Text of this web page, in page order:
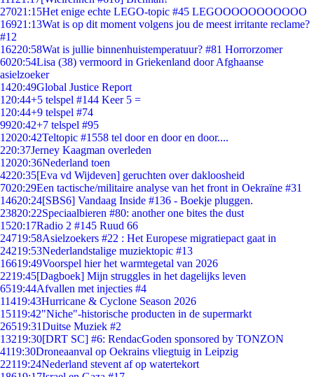
27021:15Het enige echte LEGO-topic #45 LEGOOOOOOOOOOO
16921:13Wat is op dit moment volgens jou de meest irritante reclame?
#12
16220:58Wat is jullie binnenhuistemperatuur? #81 Horrorzomer
6020:54Lisa (38) vermoord in Griekenland door Afghaanse
asielzoeker
1420:49Global Justice Report
1 20:44+5 telspel #144 Keer 5 =
1 20:44+9 telspel #74
9920:42+7 telspel #95
12020:42Teltopic #1558 tel door en door en door....
220:37Jerney Kaagman overleden
12020:36Nederland toen
4220:35[Eva vd Wijdeven] geruchten over dakloosheid
7020:29Een tactische/militaire analyse van het front in Oekraïne #31
14620:24[SBS6] Vandaag Inside #136 - Boekje pluggen.
23820:22Speciaalbieren #80: another one bites the dust
1520:17Radio 2 #145 Ruud 66
24719:58Asielzoekers #22 : Het Europese migratiepact gaat in
24219:53Nederlandstalige muziektopic #13
16619:49Voorspel hier het warmtegetal van 2026
2219:45[Dagboek] Mijn struggles in het dagelijks leven
6519:44Afvallen met injecties #4
11419:43Hurricane & Cyclone Season 2026
15119:42"Niche"-historische producten in de supermarkt
26519:31Duitse Muziek #2
13219:30[DRT SC] #6: RendacGoden sponsored by TONZON
4119:30Droneaanval op Oekrains vliegtuig in Leipzig
22119:24Nederland stevent af op watertekort